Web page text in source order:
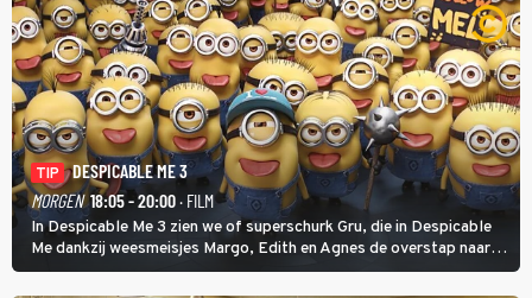
TIP
DESPICABLE ME 3
MORGEN 18:05 - 20:00· FILM
In Despicable Me 3 zien we of superschurk Gru, die in Despicable
Me dankzij weesmeisjes Margo, Edith en Agnes de overstap naar
het rechte pad maakte, ook op dat pad weet te blijven.